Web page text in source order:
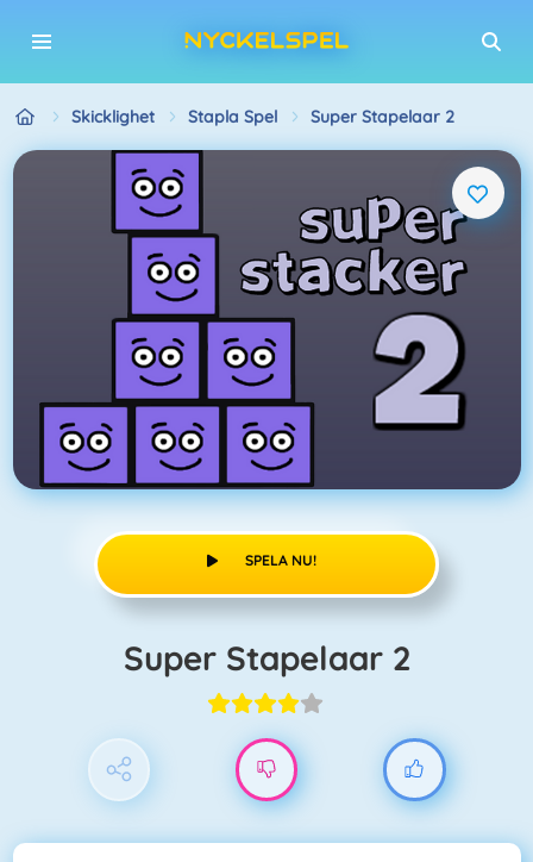
Skicklighet Stapla Spel Super Stapelaar 2
SPELA NU!
Super Stapelaar 2